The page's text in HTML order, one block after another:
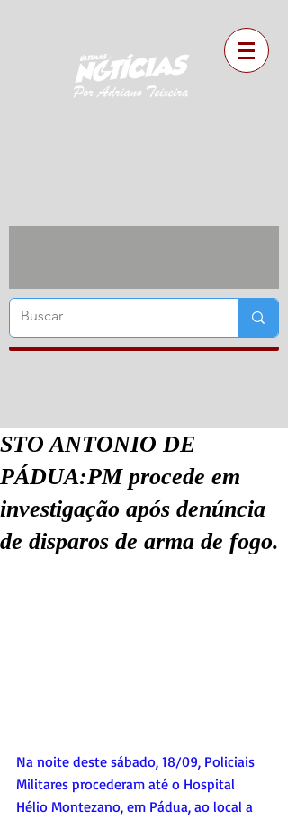
STO ANTONIO DE
PÁDUA:PM procede em
investigação após denúncia
de disparos de arma de fogo.
Na noite deste sábado, 18/09, Policiais
Militares procederam até o Hospital
Hélio Montezano, em Pádua, ao local a